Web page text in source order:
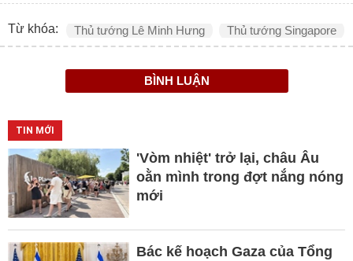
Từ khóa: Thủ tướng Lê Minh Hưng Thủ tướng Singapore
BÌNH LUẬN
TIN MỚI
'Vòm nhiệt' trở lại, châu Âu
oằn mình trong đợt nắng nóng
mới
Bác kế hoạch Gaza của Tổng